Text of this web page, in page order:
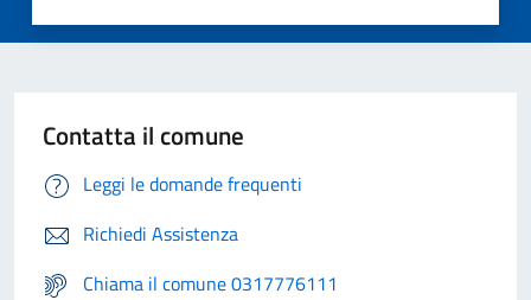
Contatta il comune
Leggi le domande frequenti
Richiedi Assistenza
Chiama il comune 0317776111